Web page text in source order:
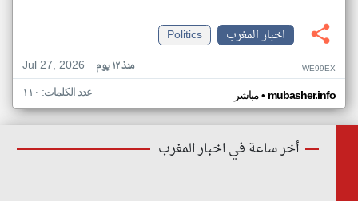
اخبار المغرب
Politics
Jul 27, 2026
منذ ١٢ يوم WE99EX
مباشر• mubasher.info عدد الكلمات: ١١٠
أخر ساعة في اخبار المغرب